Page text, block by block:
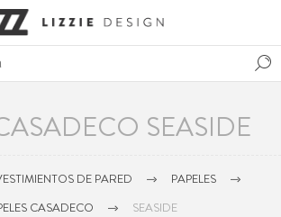
SEASIDE
DE PARED
PAPELES
CASADECO
SEASIDE